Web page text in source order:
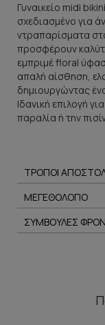
Γυναικείο midi
σχεδιασμένο για
ντραπαρίσματα
προσφέρουν
εμπριμέ floral
απαλή αίσθηση,
δημιουργώντας
Ιδανική επιλογή
παραλία ή την
ΤΡΟΠΟΙ
ΜΕΓΕΘΟΛΟΓΙΟ
ΣΥΜΒΟΥΛΕΣ